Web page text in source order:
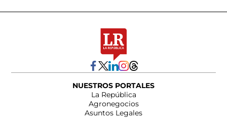
NUESTROS PORTALES
La República
Agronegocios
Asuntos Legales